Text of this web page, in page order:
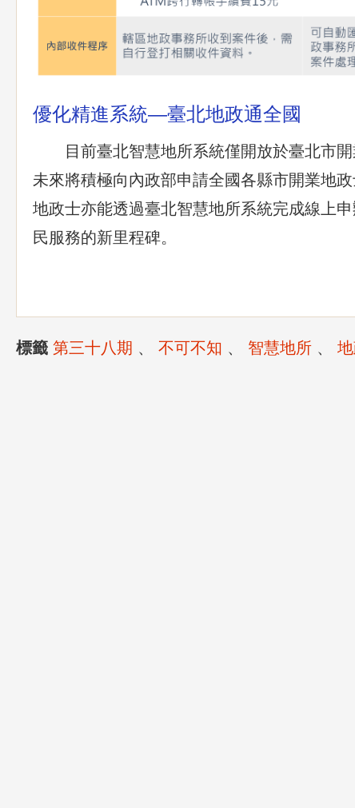
優化精進系統—臺北地政通全國
目前臺北智慧地所系統僅開放於臺北市開
未來將積極向內政部申請全國各縣市開業地
地政士亦能透過臺北智慧地所系統完成線上
民服務的新里程碑。
標籤 第三十八期 、 不可不知 、 智慧地所 、